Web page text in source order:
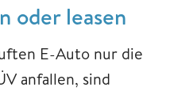
oder leasen
E-Auto nur die
anfallen, sind